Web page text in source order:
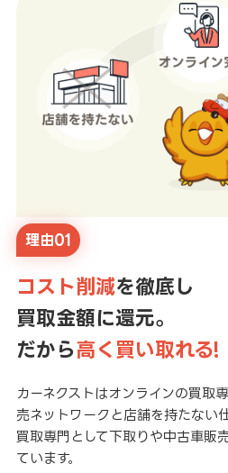
理由01
コスト削減を徹底し
買取金額に還元。
だから高く買い取れる!
カーネクストはオンラインの買取
売ネットワークと店舗を持たない
買取専門として下取りや中古車販
ています。